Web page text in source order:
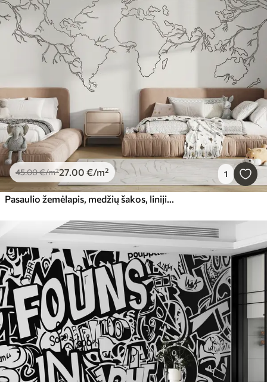
45.00€/m²27.00 €/m² 1
Pasaulio žemėlapis, medžių šakos, linijinis piešinys, minimalizmas, gamta, smėlio spalvos